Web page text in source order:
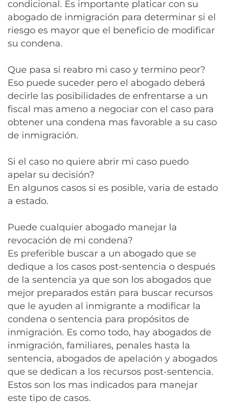
condicional. Es importante platicar con su
abogado de inmigración para determinar si el
riesgo es mayor que el beneficio de modificar
su condena.
Que pasa si reabro mi caso y termino peor?
Eso puede suceder pero el abogado deberá
decirle las posibilidades de enfrentarse a un
fiscal mas ameno a negociar con el caso para
obtener una condena mas favorable a su caso
de inmigración.
Si el caso no quiere abrir mi caso puedo
apelar su decisión?
En algunos casos si es posible, varia de estado
a estado.
Puede cualquier abogado manejar la
revocación de mi condena?
Es preferible buscar a un abogado que se
dedique a los casos post-sentencia o después
de la sentencia ya que son los abogados que
mejor preparados están para buscar recursos
que le ayuden al inmigrante a modificar la
condena o sentencia para propósitos de
inmigración. Es como todo, hay abogados de
inmigración, familiares, penales hasta la
sentencia, abogados de apelación y abogados
que se dedican a los recursos post-sentencia.
Estos son los mas indicados para manejar
este tipo de casos.